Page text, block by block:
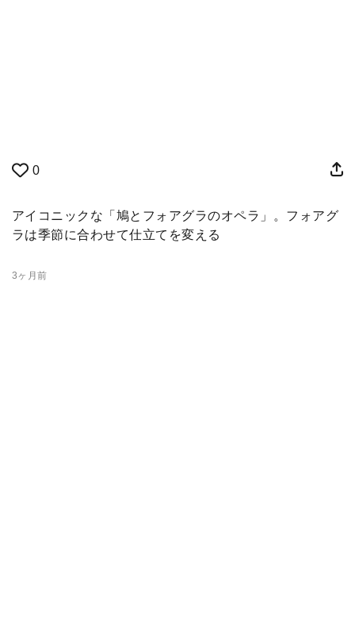
0
アイコニックな「鳩とフォアグラのオペラ」。フォアグ
ラは季節に合わせて仕立てを変える
3ヶ月前